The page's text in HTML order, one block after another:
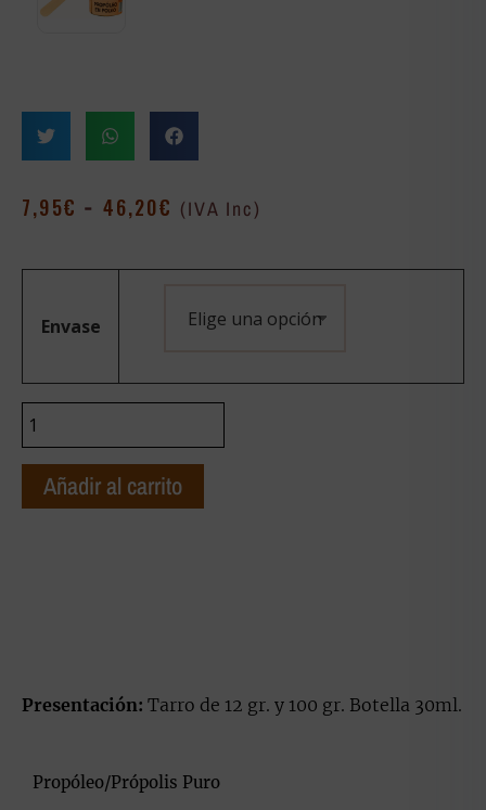
7,95€ - 46,20€ (IVA Inc)
Envase
Añadir al carrito
Presentación: Tarro de 12 gr. y 100 gr. Botella 30ml.
Propóleo/Própolis Puro